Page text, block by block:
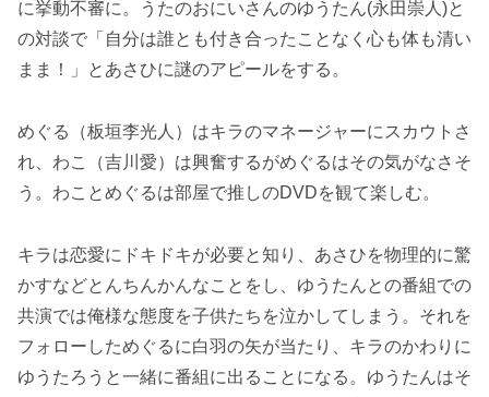
に挙動不審に。うたのおにいさんのゆうたん(永田崇人)と
の対談で「自分は誰とも付き合ったことなく心も体も清い
まま！」とあさひに謎のアピールをする。
めぐる（板垣李光人）はキラのマネージャーにスカウトさ
れ、わこ（吉川愛）は興奮するがめぐるはその気がなさそ
う。わことめぐるは部屋で推しのDVDを観て楽しむ。
キラは恋愛にドキドキが必要と知り、あさひを物理的に驚
かすなどとんちんかんなことをし、ゆうたんとの番組での
共演では俺様な態度を子供たちを泣かしてしまう。それを
フォローしためぐるに白羽の矢が当たり、キラのかわりに
ゆうたろうと一緒に番組に出ることになる。ゆうたんはそ